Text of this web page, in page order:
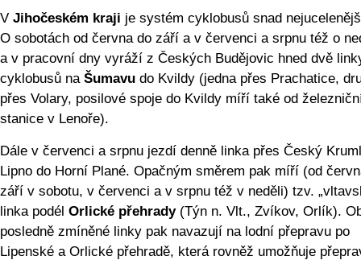
V Jihočeském kraji je systém cyklobusů snad
O sobotách od června do září a v červenci a srpnu též o
a v pracovní dny vyráží z Českých Budějovic hned dvě
cyklobusů na Šumavu do Kvildy (jedna přes Prachatice,
přes Volary, posilové spoje do Kvildy míří také od
stanice v Lenoře).
Dále v červenci a srpnu jezdí denně linka přes Český
Lipno do Horní Plané. Opačným směrem pak míří (od
září v sobotu, v červenci a v srpnu též v neděli) tzv.
linka podél Orlické přehrady(Týn n. Vlt., Zvíkov, Orlík).
posledně zmíněné linky pak navazují na lodní přepravu po
Lipenské a Orlické přehradě, která rovněž umožňuje